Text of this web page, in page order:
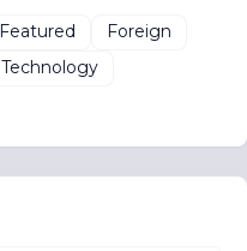
Featured
Foreign
Technology